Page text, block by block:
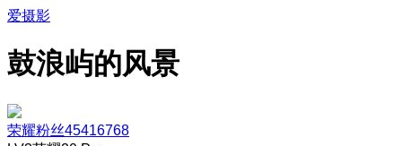
爱摄影
鼓浪屿的风景
荣耀粉丝45416768